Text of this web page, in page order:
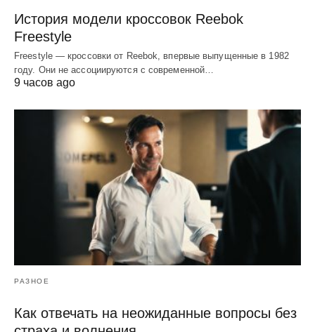
История модели кроссовок Reebok
Freestyle
Freestyle — кроссовки от Reebok, впервые выпущенные в 1982
году. Они не ассоциируются с современной…
9 часов ago
РАЗНОЕ
Как отвечать на неожиданные вопросы без